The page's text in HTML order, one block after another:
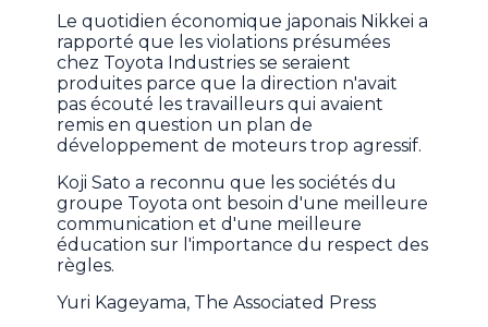
Le quotidien économique japonais Nikkei a
rapporté que les violations présumées
chez Toyota Industries se seraient
produites parce que la direction n'avait
pas écouté les travailleurs qui avaient
remis en question un plan de
développement de moteurs trop agressif.
Koji Sato a reconnu que les sociétés du
groupe Toyota ont besoin d'une meilleure
communication et d'une meilleure
éducation sur l'importance du respect des
règles.
Yuri Kageyama, The Associated Press